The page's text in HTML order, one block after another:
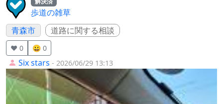
歩道の雑草
青森市
道路に関する相談
❤️ 0 😀 0
Six stars - 2026/06/29 13:13